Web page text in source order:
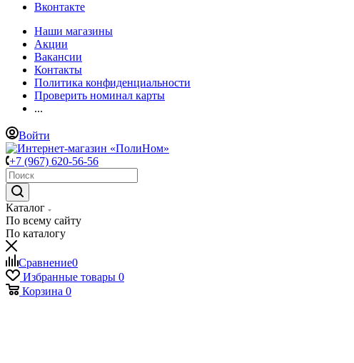
Вконтакте
Наши магазины
Акции
Вакансии
Контакты
Политика конфиденциальности
Проверить номинал карты
...
Войти
+7 (967) 620-56-56
Каталог
По всему сайту
По каталогу
Сравнение0
Избранные товары 0
Корзина 0